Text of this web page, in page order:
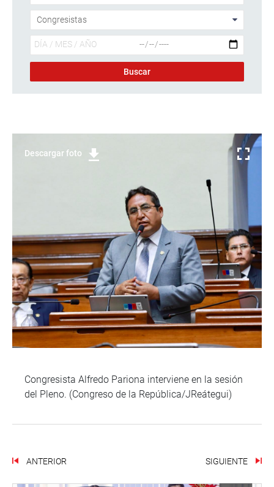
Descargar foto
Congresista Alfredo Pariona interviene en la sesión
del Pleno. (Congreso de la República/JReátegui)
ANTERIOR SIGUIENTE